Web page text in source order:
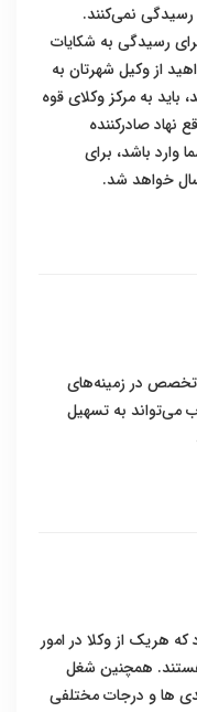
نمی‌کنند.
رسیدگی به شکایات
از وکیل شهرتان به
به مرکز وکلای قوه
نهاد صادرکننده
وارد باشد، برای
خواهد شد.
تخصص در زمینه‌های
می‌تواند به تسهیل
هریک از وکلا در امور
همچنین شغل
ها و درجات مختلفی